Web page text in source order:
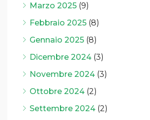
Marzo 2025 (9)
Febbraio 2025 (8)
Gennaio 2025 (8)
Dicembre 2024 (3)
Novembre 2024 (3)
Ottobre 2024 (2)
Settembre 2024 (2)